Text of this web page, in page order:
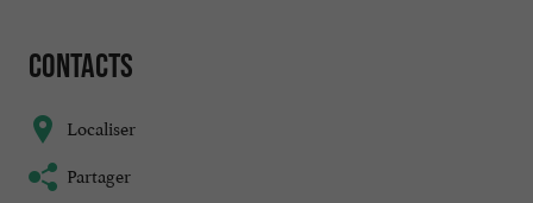
Contacts
Localiser
Partager